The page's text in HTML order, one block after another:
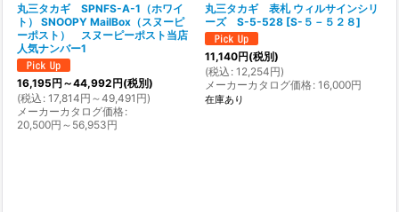
丸三タカギ SPNFS-A-1（ホワイ
ト） SNOOPY MailBox（スヌーピ
ーポスト） スヌーピーポスト当店
人気ナンバー1
16,195円 ～44,992円(税別)
(税込 : 17,814円 ～49,491 円)
メーカーカタログ価格:
20,500円 ～56,953円
丸三タカギ 表札 ウィルサインシリ
ーズ S-5-528 [S-５－５２８]
11,140円(税別)
(税込 : 12,254円)
メーカーカタログ価格: 16,000円
在庫あり